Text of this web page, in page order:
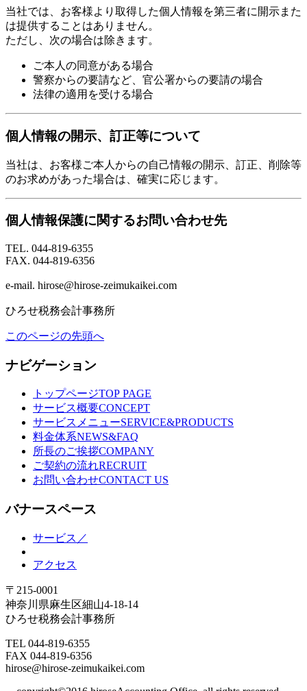
当社では、お客様より取得した個人情報を第三者に開示また
は提供することはありません。
ただし、次の場合は除きます。
ご本人の同意がある場合
警察からの要請など、官公署からの要請の場合
法律の適用を受ける場合
個人情報の開示、訂正等について
当社は、お客様ご本人からの自己情報の開示、訂正、削除等
のお求めがあった場合は、確実に応じます。
個人情報保護に関するお問い合わせ先
TEL. 044-819-6355
FAX. 044-819-6356
e-mail. hirose@hirose-zeimukaikei.com
ひろせ税務会計事務所
このページの先頭へ
ナビゲーション
トップページTOP PAGE
サービス概要CONCEPT
サービスメニューSERVICE&PRODUCTS
料金体系NEWS&FAQ
所長のご挨拶COMPANY
ご契約の流れRECRUIT
お問い合わせCONTACT US
バナースペース
サービス／
アクセス
〒215-0001
神奈川県麻生区細山4-18-14
ひろせ税務会計事務所
TEL 044-819-6355
FAX 044-819-6356
hirose@hirose-zeimukaikei.com